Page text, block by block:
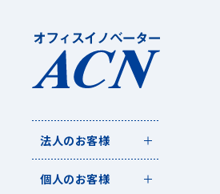
法人のお客様
個人のお客様